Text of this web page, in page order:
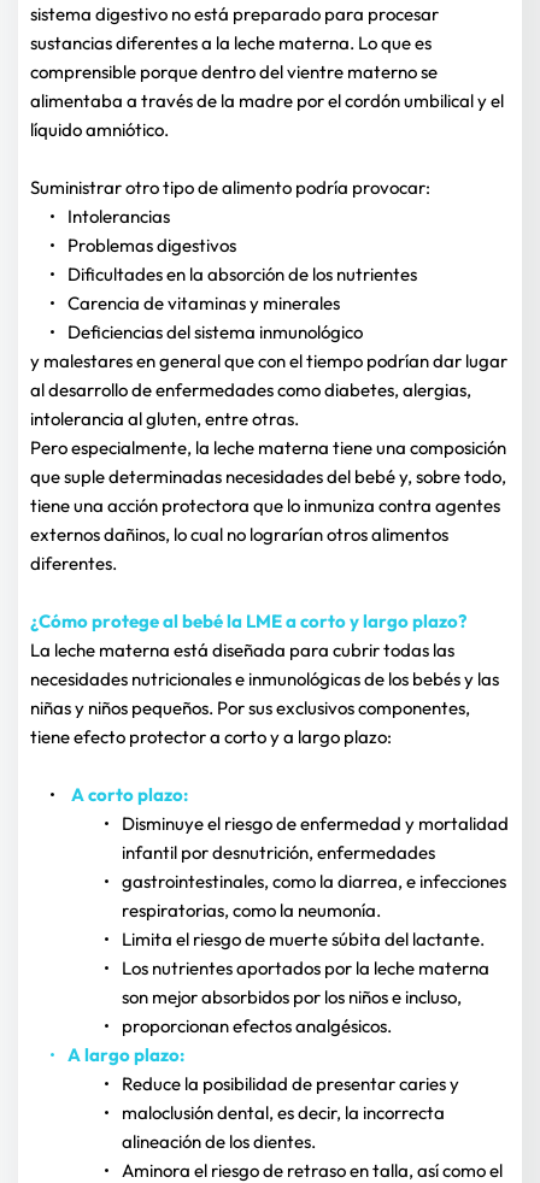
sistema digestivo no está preparado para procesar
sustancias diferentes a la leche materna. Lo que es
comprensible porque dentro del vientre materno se
alimentaba a través de la madre por el cordón umbilical y el
líquido amniótico.
Suministrar otro tipo de alimento podría provocar:
Intolerancias
Problemas digestivos
Dificultades en la absorción de los nutrientes
Carencia de vitaminas y minerales
Deficiencias del sistema inmunológico
y malestares en general que con el tiempo podrían dar lugar
al desarrollo de enfermedades como diabetes, alergias,
intolerancia al gluten, entre otras.
Pero especialmente, la leche materna tiene una composición
que suple determinadas necesidades del bebé y, sobre todo,
tiene una acción protectora que lo inmuniza contra agentes
externos dañinos, lo cual no lograrían otros alimentos
diferentes.
¿Cómo protege al bebé la LME a corto y largo plazo?
La leche materna está diseñada para cubrir todas las
necesidades nutricionales e inmunológicas de los bebés y las
niñas y niños pequeños. Por sus exclusivos componentes,
tiene efecto protector a corto y a largo plazo:
A corto plazo:
Disminuye el riesgo de enfermedad y mortalidad
infantil por desnutrición, enfermedades
gastrointestinales, como la diarrea, e infecciones
respiratorias, como la neumonía.
Limita el riesgo de muerte súbita del lactante.
Los nutrientes aportados por la leche materna
son mejor absorbidos por los niños e incluso,
proporcionan efectos analgésicos.
A largo plazo:
Reduce la posibilidad de presentar caries y
maloclusión dental, es decir, la incorrecta
alineación de los dientes.
Aminora el riesgo de retraso en talla, así como el